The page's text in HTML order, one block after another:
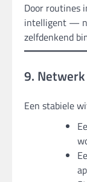
Door routines
intelligent —
zelfdenkend
9.
Een stabiele